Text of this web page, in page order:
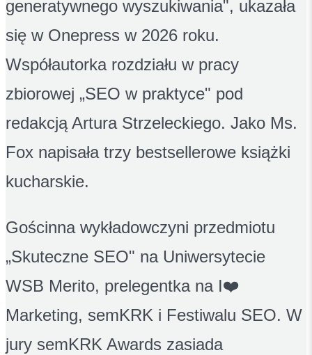
generatywnego wyszukiwania", ukazała
się w Onepress w 2026 roku.
Współautorka rozdziału w pracy
zbiorowej „SEO w praktyce" pod
redakcją Artura Strzeleckiego. Jako Ms.
Fox napisała trzy bestsellerowe książki
kucharskie.
Gościnna wykładowczyni przedmiotu
„Skuteczne SEO" na Uniwersytecie
WSB Merito, prelegentka na I❤️
Marketing, semKRK i Festiwalu SEO. W
jury semKRK Awards zasiada